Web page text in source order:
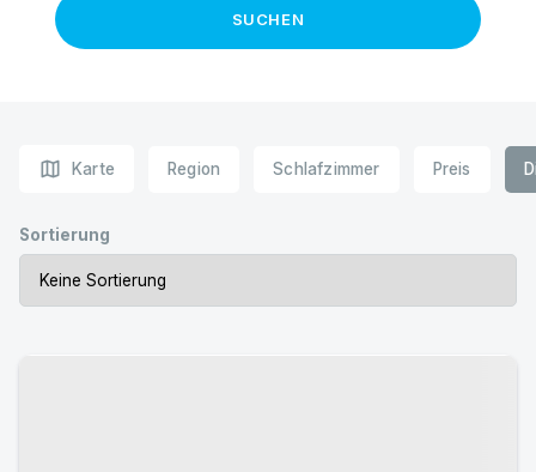
SUCHEN
map Karte Region Schlafzimmer Preis
Sortierung